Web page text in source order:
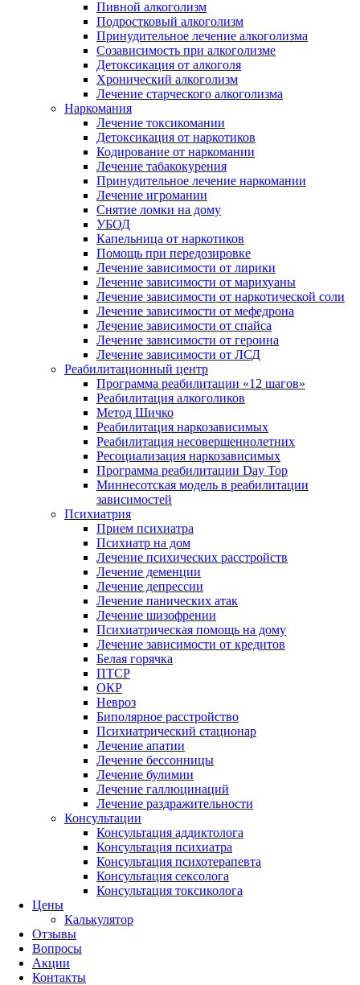
Пивной алкоголизм
Подростковый алкоголизм
Принудительное лечение алкоголизма
Созависимость при алкоголизме
Детоксикация от алкоголя
Хронический алкоголизм
Лечение старческого алкоголизма
Наркомания
Лечение токсикомании
Детоксикация от наркотиков
Кодирование от наркомании
Лечение табакокурения
Принудительное лечение наркомании
Лечение игромании
Снятие ломки на дому
УБОД
Капельница от наркотиков
Помощь при передозировке
Лечение зависимости от лирики
Лечение зависимости от марихуаны
Лечение зависимости от наркотической соли
Лечение зависимости от мефедрона
Лечение зависимости от спайса
Лечение зависимости от героина
Лечение зависимости от ЛСД
Реабилитационный центр
Программа реабилитации «12 шагов»
Реабилитация алкоголиков
Метод Шичко
Реабилитация наркозависимых
Реабилитация несовершеннолетних
Ресоциализация наркозависимых
Программа реабилитации Day Top
Миннесотская модель в реабилитации
зависимостей
Психиатрия
Прием психиатра
Психиатр на дом
Лечение психических расстройств
Лечение деменции
Лечение депрессии
Лечение панических атак
Лечение шизофрении
Психиатрическая помощь на дому
Лечение зависимости от кредитов
Белая горячка
ПТСР
ОКР
Невроз
Биполярное расстройство
Психиатрический стационар
Лечение апатии
Лечение бессонницы
Лечение булимии
Лечение галлюцинаций
Лечение раздражительности
Консультации
Консультация аддиктолога
Консультация психиатра
Консультация психотерапевта
Консультация сексолога
Консультация токсиколога
Цены
Калькулятор
Отзывы
Вопросы
Акции
Контакты